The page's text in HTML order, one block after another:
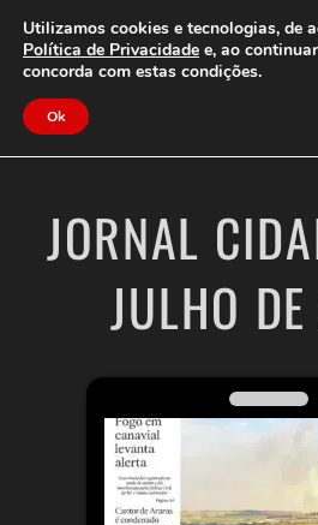
Clube do Assinante
JORNAL
JULHO
Utilizamos cookies e tecnologias, de
Política de Privacidade e, ao
concorda com estas condições.
Ok